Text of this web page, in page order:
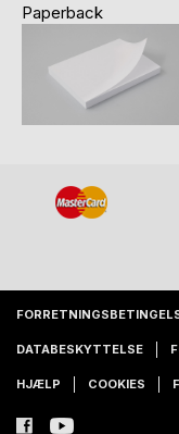
Paperback
DATABESKYTTELSE
HJÆLP COOKIES